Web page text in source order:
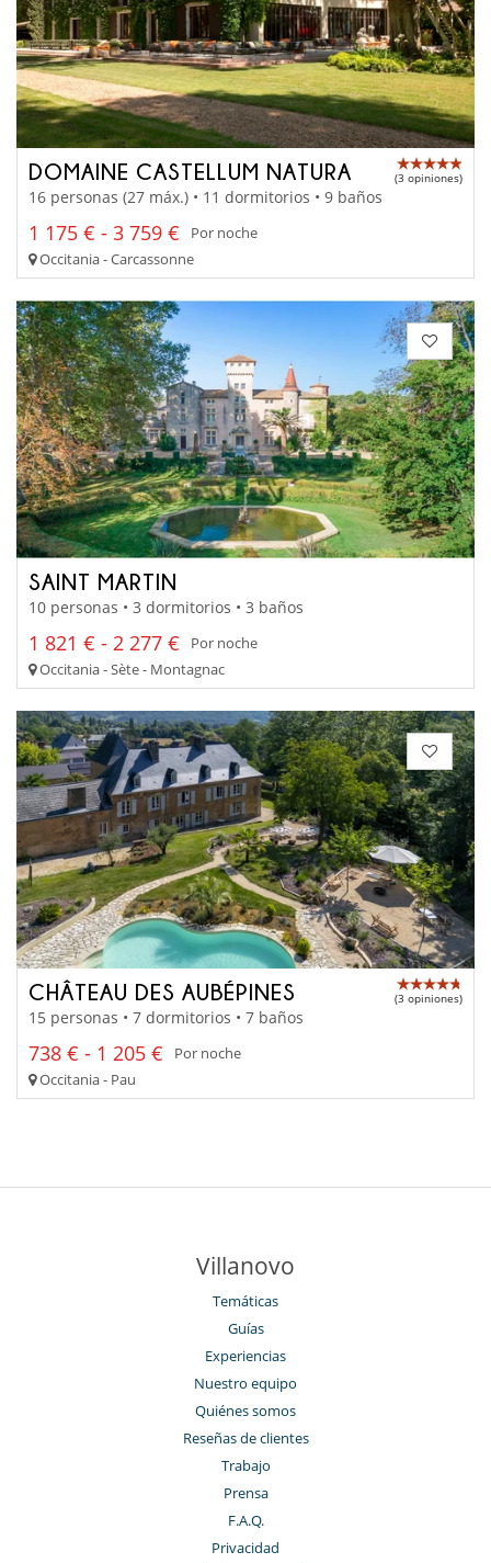
DOMAINE CASTELLUM NATURA (3 opiniones)
16 personas (27 máx.) • 11 dormitorios • 9 baños
1 175 € - 3 759 €
Por noche
Occitania - Carcassonne
SAINT MARTIN
10 personas • 3 dormitorios • 3 baños
1 821 € - 2 277 €
Por noche
Occitania - Sète - Montagnac
CHÂTEAU DES AUBÉPINES (3 opiniones)
15 personas • 7 dormitorios • 7 baños
738 € - 1 205 €
Por noche
Occitania - Pau
Villanovo
Temáticas
Guías
Experiencias
Nuestro equipo
Quiénes somos
Reseñas de clientes
Trabajo
Prensa
F.A.Q.
Privacidad